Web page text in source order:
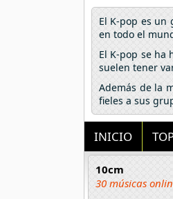
El K-pop es un
en todo el
El K-pop se ha
suelen tener
Además de la
fieles a sus
INICIO
10cm
30 músicas